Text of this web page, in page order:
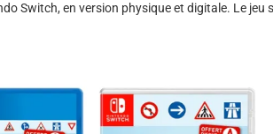
Switch, en version physique et digitale. Le jeu